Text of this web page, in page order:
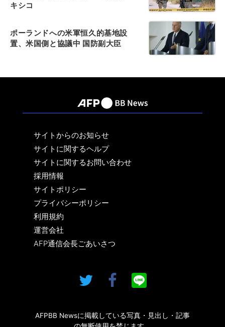
キシコ
ポーランドへの米軍恒久的基地設
置、米国側と協議中 国防副大臣
サイトからのお知らせ
サイトに関するヘルプ
サイトに関するお問い合わせ
採用情報
サイトポリシー
プライバシーポリシー
利用規約
運営会社
AFP通信会長ごあいさつ
AFPBB Newsに掲載している写真・見出し・記事